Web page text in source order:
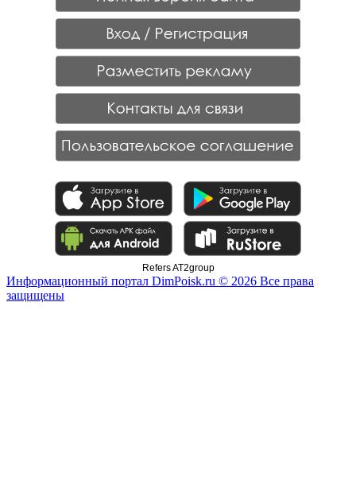
Refers AT2group
Информационный портал DimPoisk.ru © 2026 Все права
защищены